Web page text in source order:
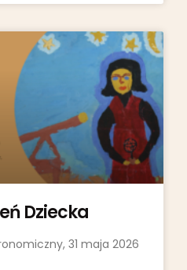
Dziecka
31 maja 2026